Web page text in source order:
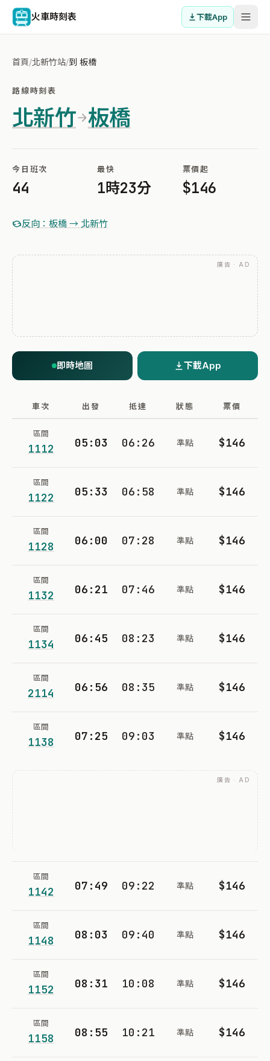
火車時刻表 下載App
首頁/北新竹站/到 板橋
路線時刻表
北新竹 板橋
今日班次
44
最快
1時23分
票價起
$146
反向：板橋 → 北新竹
廣告 · AD
即時地圖 下載App
車次 出發 抵達 狀態 票價
區間
1112 05:03 06:26 準點 $146
區間
1122 05:33 06:58 準點 $146
區間
1128 06:00 07:28 準點 $146
區間
1132 06:21 07:46 準點 $146
區間
1134 06:45 08:23 準點 $146
區間
2114 06:56 08:35 準點 $146
區間
1138 07:25 09:03 準點 $146
廣告 · AD
區間
1142 07:49 09:22 準點 $146
區間
1148 08:03 09:40 準點 $146
區間
1152 08:31 10:08 準點 $146
區間
1158 08:55 10:21 準點 $146